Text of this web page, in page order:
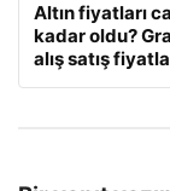
Altın fiyatları
kadar oldu?
alış satış